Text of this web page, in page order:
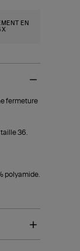
EN
fermeture
36.
polyamide.